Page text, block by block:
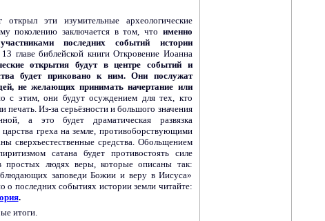
эти изумительные археологические
поколению заключается в том, что именно
последних событий истории
главе библейской книги Откровение Иоанна
открытия будут в центре событий и
будет приковано к ним. Они послужат
не желающих принимать начертание или
с этим, они будут осуждением для тех, кто
печать. Из-за серьёзности и большого значения
а это будет драматическая развязка
греха на земле, противоборствующими
сверхъестественные средства. Обольщением
сатана будет противостоять силе
простых людях веры, которые описаны так:
заповеди Божии и веру в Иисуса»
о последних событиях истории земли читайте:
.
итоги.